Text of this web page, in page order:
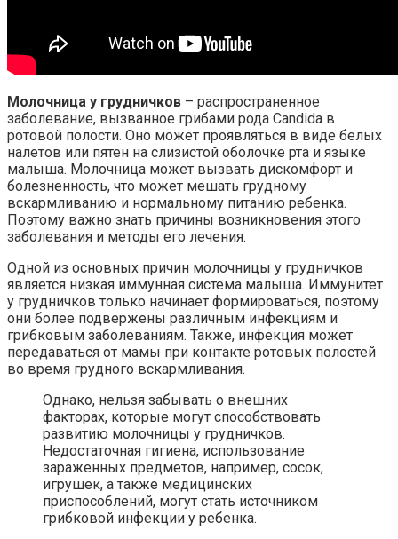
Молочница у грудничков – распространенное
заболевание, вызванное грибами рода Candida в
ротовой полости. Оно может проявляться в виде белых
налетов или пятен на слизистой оболочке рта и языке
малыша. Молочница может вызвать дискомфорт и
болезненность, что может мешать грудному
вскармливанию и нормальному питанию ребенка.
Поэтому важно знать причины возникновения этого
заболевания и методы его лечения.
Одной из основных причин молочницы у грудничков
является низкая иммунная система малыша. Иммунитет
у грудничков только начинает формироваться, поэтому
они более подвержены различным инфекциям и
грибковым заболеваниям. Также, инфекция может
передаваться от мамы при контакте ротовых полостей
во время грудного вскармливания.
Однако, нельзя забывать о внешних
факторах, которые могут способствовать
развитию молочницы у грудничков.
Недостаточная гигиена, использование
зараженных предметов, например, сосок,
игрушек, а также медицинских
приспособлений, могут стать источником
грибковой инфекции у ребенка.